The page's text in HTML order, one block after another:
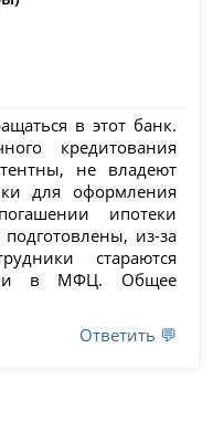
в этот банк.
кредитования
не владеют
для оформления
ипотеки
из-за
стараются
в МФЦ. Общее
Ответить 💬